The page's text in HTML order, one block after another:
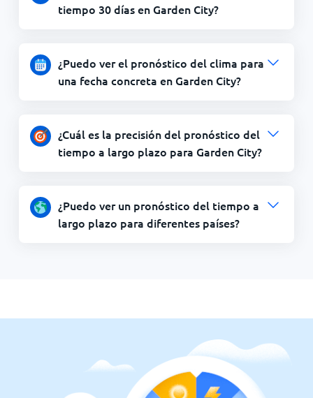
tiempo 30 días en Garden City?
¿Puedo ver el pronóstico del clima para
una fecha concreta en Garden City?
¿Cuál es la precisión del pronóstico del
tiempo a largo plazo para Garden City?
¿Puedo ver un pronóstico del tiempo a
largo plazo para diferentes países?